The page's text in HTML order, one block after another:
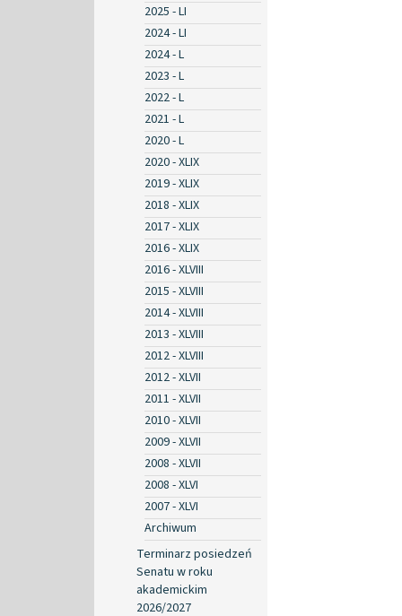
2025 - LI
2024 - LI
2024 - L
2023 - L
2022 - L
2021 - L
2020 - L
2020 - XLIX
2019 - XLIX
2018 - XLIX
2017 - XLIX
2016 - XLIX
2016 - XLVIII
2015 - XLVIII
2014 - XLVIII
2013 - XLVIII
2012 - XLVIII
2012 - XLVII
2011 - XLVII
2010 - XLVII
2009 - XLVII
2008 - XLVII
2008 - XLVI
2007 - XLVI
Archiwum
Terminarz posiedzeń
Senatu w roku
akademickim
2026/2027